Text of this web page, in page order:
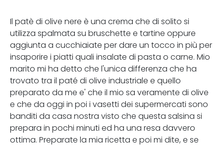
Il patè di olive nere è una crema che di solito si
utilizza spalmata su bruschette e tartine oppure
aggiunta a cucchiaiate per dare un tocco in più per
insaporire i piatti quali insalate di pasta o carne. Mio
marito mi ha detto che l'unica differenza che ha
trovato tra il paté di olive industriale e quello
preparato da me e' che il mio sa veramente di olive
e che da oggi in poi i vasetti dei supermercati sono
banditi da casa nostra visto che questa salsina si
prepara in pochi minuti ed ha una resa davvero
ottima. Preparate la mia ricetta e poi mi dite, e se